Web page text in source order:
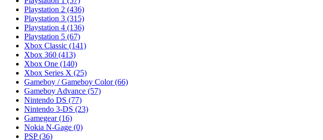
Playstation 2 (436)
Playstation 3 (315)
Playstation 4 (136)
Playstation 5 (67)
Xbox Classic (141)
Xbox 360 (413)
Xbox One (140)
Xbox Series X (25)
Gameboy / Gameboy Color(66)
Gameboy Advance (57)
Nintendo DS (77)
Nintendo 3-DS (23)
Gamegear(16)
Nokia N-Gage (0)
PSP(36)